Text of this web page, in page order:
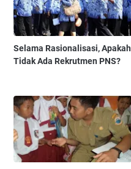
Selama Rasionalisasi, Apakah
Tidak Ada Rekrutmen PNS?